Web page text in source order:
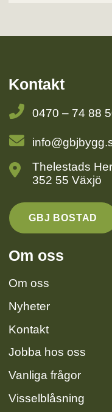
Kontakt
0470 – 74 88
Thelestads
352 55 Växjö
GBJ BOSTAD
Om oss
Om oss
Nyheter
Kontakt
Jobba hos oss
Vanliga frågor
Visselblåsning